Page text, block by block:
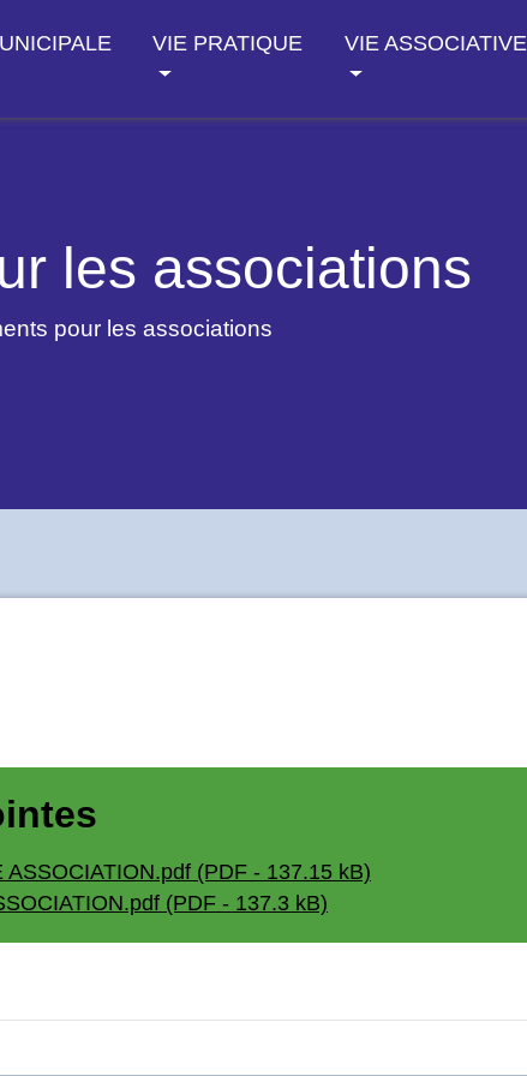
VIE PRATIQUE VIE ASSOCIATIVE
les associations
pour les associations
(PDF - 137.15 kB)
(PDF - 137.3 kB)